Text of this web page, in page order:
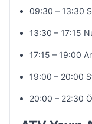
09:30 – 13:30
13:30 – 17:15
17:15 – 19:00
19:00 – 20:00
20:00 – 22:30